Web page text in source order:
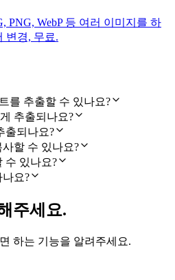
PNG, WebP 등 여러 이미지를 하
변경, 무료.
를 추출할 수 있나요?
추출되나요?
출되나요?
할 수 있나요?
수 있나요?
요?
주세요.
하는 기능을 알려주세요.